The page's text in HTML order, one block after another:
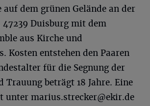
dem grünen Gelände an der
Duisburg mit dem
aus Kirche und
Kosten entstehen den Paaren
für die Segnung der
Trauung beträgt 18 Jahre. Eine
unter marius.strecker@ekir.de